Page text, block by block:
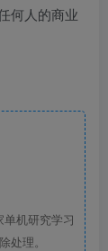
何人的商业
机研究学习
处理。